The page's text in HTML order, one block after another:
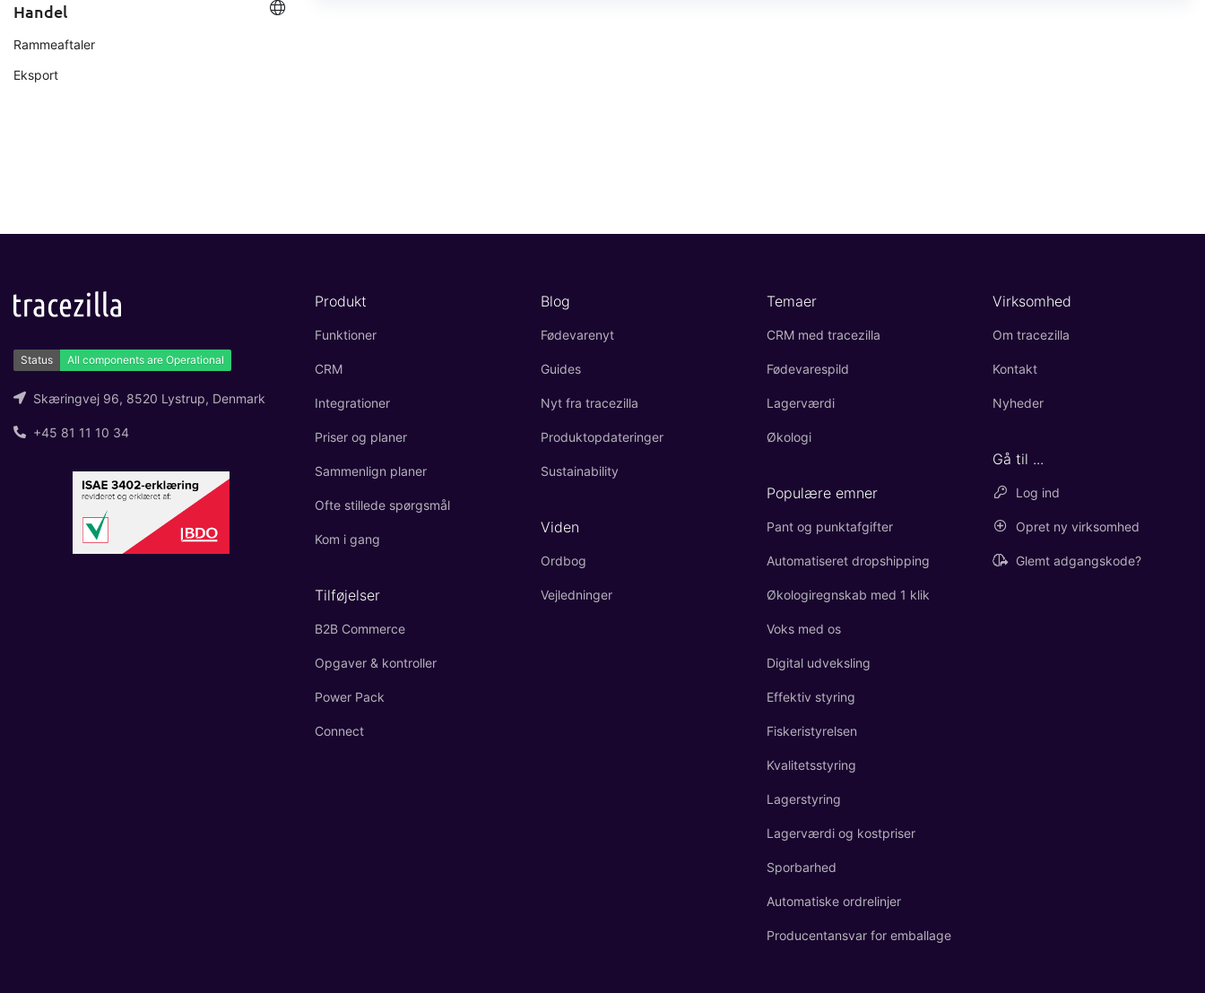
Handel
Rammeaftaler
Eksport
Skæringvej 96, 8520 Lystrup, Denmark
+45 81 11 10 34
Produkt
Funktioner
CRM
Integrationer
Priser og planer
Sammenlign planer
Ofte stillede spørgsmål
Kom i gang
Tilføjelser
B2B Commerce
Opgaver & kontroller
Power Pack
Connect
Blog
Fødevarenyt
Guides
Nyt fra tracezilla
Produktopdateringer
Sustainability
Viden
Ordbog
Vejledninger
Temaer
CRM med tracezilla
Fødevarespild
Lagerværdi
Økologi
Populære emner
Pant og punktafgifter
Automatiseret dropshipping
Økologiregnskab med 1 klik
Voks med os
Digital udveksling
Effektiv styring
Fiskeristyrelsen
Kvalitetsstyring
Lagerstyring
Lagerværdi og kostpriser
Sporbarhed
Automatiske ordrelinjer
Producentansvar for emballage
Virksomhed
Om tracezilla
Kontakt
Nyheder
Gå til ...
Log ind
Opret ny virksomhed
Glemt adgangskode?